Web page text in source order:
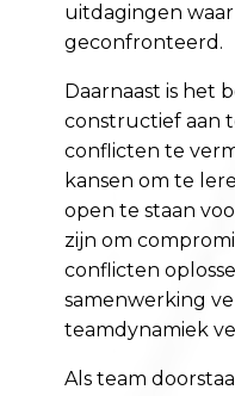
uitdagingen
geconfronteerd.
Daarnaast is het
constructief aan
conflicten te
kansen om te
open te staan
zijn om
conflicten
samenwerking
teamdynamiek
Als team